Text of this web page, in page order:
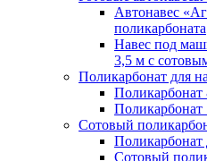
Автонавес
поликарбоната
Навес под
3,5 м с
Поликарбонат для
Сотовый
Поликарбонат
Сотовый